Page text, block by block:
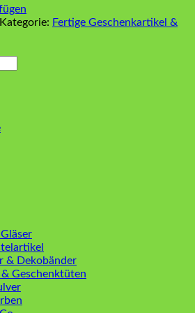
Kategorie: Fertige Geschenkartikel &
& Dekobänder
Geschenktüten